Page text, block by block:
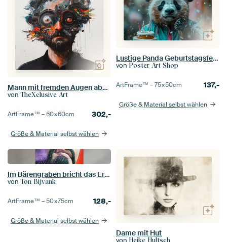
Mann mit fremden Augen abstrakt
von TheXclusive Art
ArtFrame™ –60×60cm 302,-
Größe & Material selbst wählen
Lustige Panda Geburtstagsfeier mit Kuchen und Kerzen
von Poster Art Shop
ArtFrame™ –75×50cm 137,-
Größe & Material selbst wählen
Im Bärengraben bricht das Erstaunen aus.
von Ton Bijvank
ArtFrame™ –50×75cm 128,-
Größe & Material selbst wählen
Dame mit Hut
Heike Hultsch